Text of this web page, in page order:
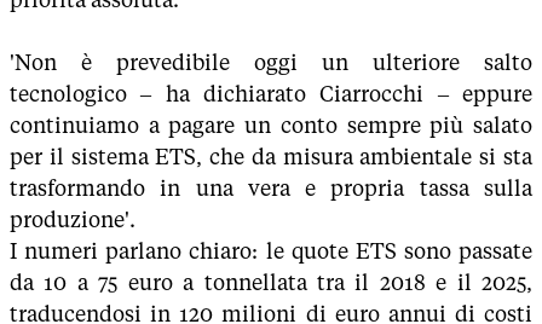
'Non è prevedibile oggi un ulteriore salto
tecnologico – ha dichiarato Ciarrocchi – eppure
continuiamo a pagare un conto sempre più salato
per il sistema ETS, che da misura ambientale si sta
trasformando in una vera e propria tassa sulla
produzione'.
I numeri parlano chiaro: le quote ETS sono passate
da 10 a 75 euro a tonnellata tra il 2018 e il 2025,
traducendosi in 120 milioni di euro annui di costi